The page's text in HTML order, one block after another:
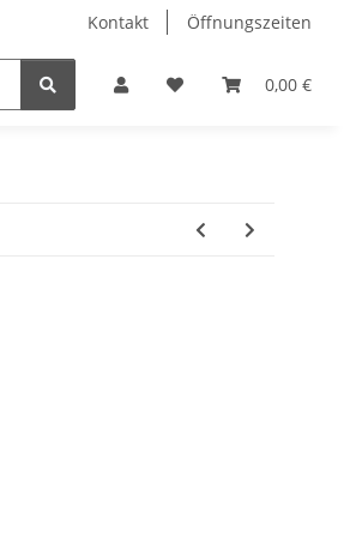
Kontakt Öffnungszeiten
0,00 €
Geschenkartikel &